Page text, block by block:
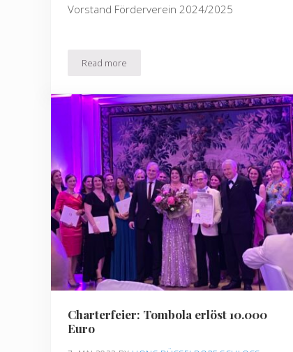
Vorstand Förderverein 2024/2025
Read moreVorstand Förderverein Lions Club Düsseldorf
Charterfeier: Tombola erlöst 10.000
Euro